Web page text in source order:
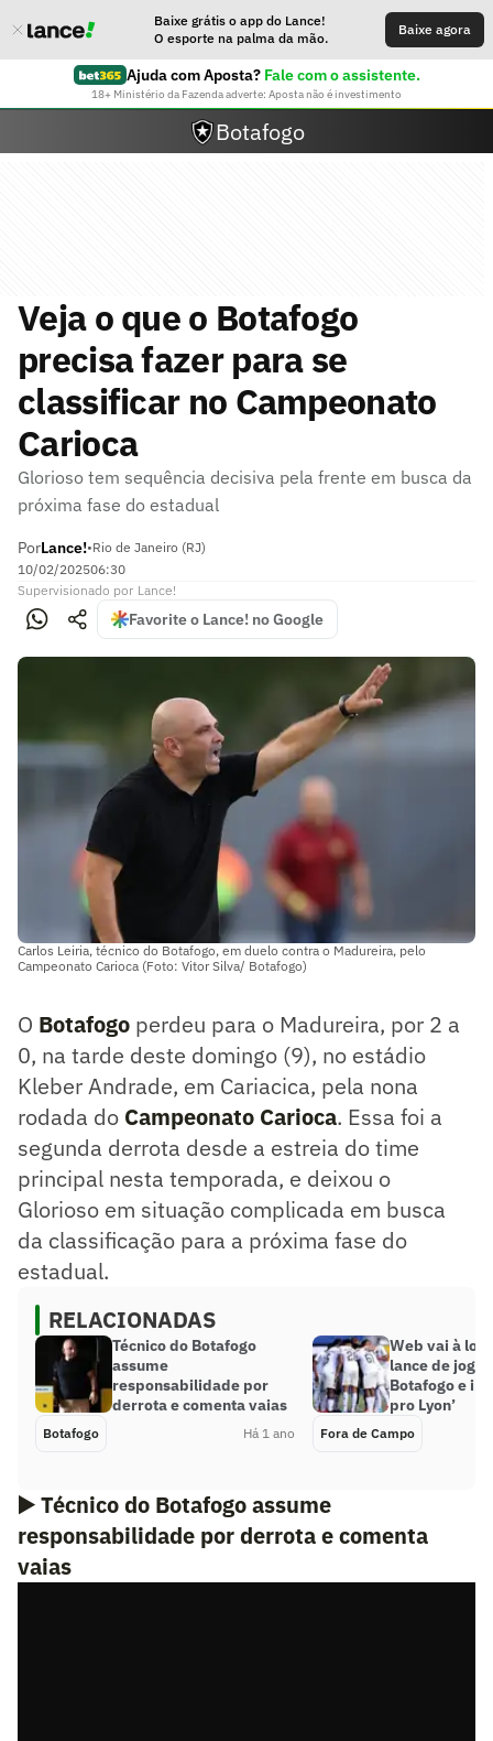
Baixe grátis o app do Lance!
O esporte na palma da mão.
Baixe agora
Ajuda com Aposta? Fale com o assistente.
18+ Ministério da Fazenda adverte: Aposta não é investimento
Botafogo
Veja o que o Botafogo
precisa fazer para se
classificar no Campeonato
Carioca
Glorioso tem sequência decisiva pela frente em busca da
próxima fase do estadual
PorLance!•Rio de Janeiro (RJ)
10/02/202506:30
Supervisionado por Lance!
Favorite o Lance! no Google
Carlos Leiria, técnico do Botafogo, em duelo contra o Madureira, pelo
Campeonato Carioca (Foto: Vitor Silva/ Botafogo)
O Botafogo perdeu para o Madureira, por 2 a
0, na tarde deste domingo (9), no estádio
Kleber Andrade, em Cariacica, pela nona
rodada do Campeonato Carioca. Essa foi a
segunda derrota desde a estreia do time
principal nesta temporada, e deixou o
Glorioso em situação complicada em busca
da classificação para a próxima fase do
estadual.
RELACIONADAS
Técnico do Botafogo
assume
responsabilidade por
derrota e comenta vaias
Botafogo Há 1 ano
Web vai à
lance de
Botafogo e
pro Lyon’
Fora de Campo
▶️Técnico do Botafogo assume
responsabilidade por derrota e comenta
vaias